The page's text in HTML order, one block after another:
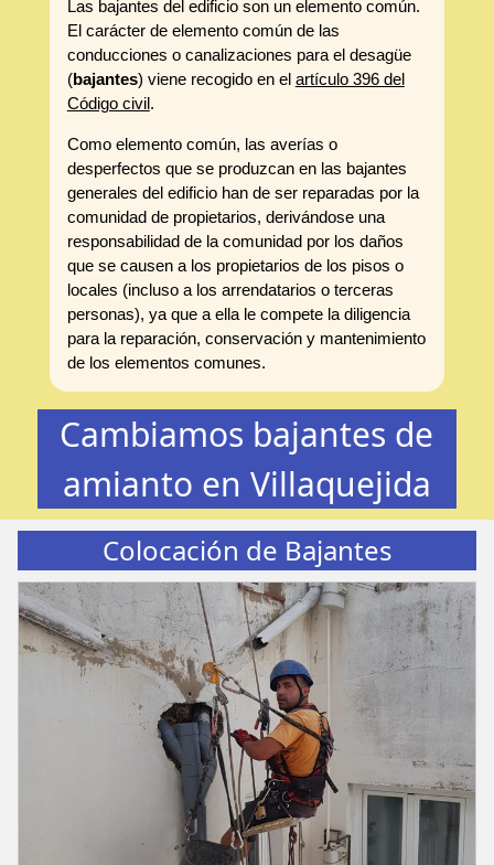
Las bajantes del edificio son un elemento común.
El carácter de elemento común de las
conducciones o canalizaciones para el desagüe
(bajantes) viene recogido en el artículo 396 del
Código civil.
Como elemento común, las averías o
desperfectos que se produzcan en las bajantes
generales del edificio han de ser reparadas por la
comunidad de propietarios, derivándose una
responsabilidad de la comunidad por los daños
que se causen a los propietarios de los pisos o
locales (incluso a los arrendatarios o terceras
personas), ya que a ella le compete la diligencia
para la reparación, conservación y mantenimiento
de los elementos comunes.
Cambiamos bajantes de
amianto en Villaquejida
Colocación de Bajantes